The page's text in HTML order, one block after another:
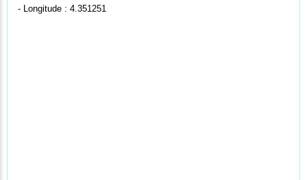
- Longitude : 4.351251